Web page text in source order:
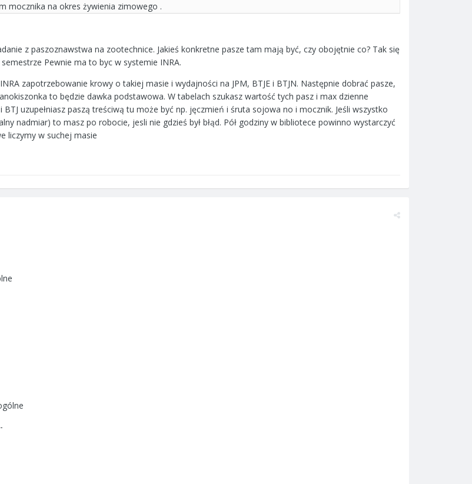
mocznika na okres żywienia zimowego .
z paszoznawstwa na zootechnice. Jakieś konkretne pasze tam mają być, czy obojętnie co? Tak się
semestrze Pewnie ma to byc w systemie INRA.
zapotrzebowanie krowy o takiej masie i wydajności na JPM, BTJE i BTJN. Następnie dobrać pasze,
to będzie dawka podstawowa. W tabelach szukasz wartość tych pasz i max dzienne
uzupełniasz paszą treściwą tu może być np. jęczmień i śruta sojowa no i mocznik. Jeśli wszystko
nadmiar) to masz po robocie, jesli nie gdzieś był błąd. Pół godziny w bibliotece powinno wystarczyć
liczymy w suchej masie